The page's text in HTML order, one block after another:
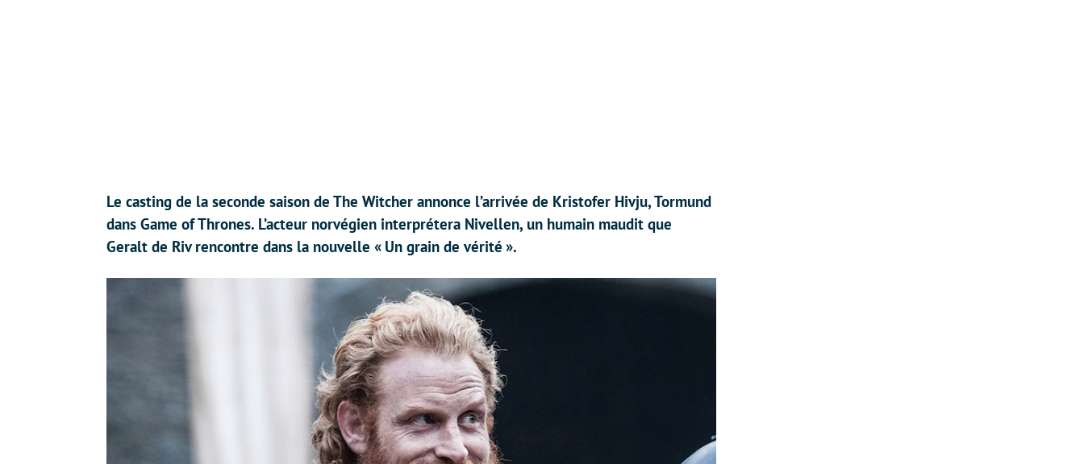
Le casting de la seconde saison de The Witcher annonce l’arrivée de Kristofer Hivju, Tormund
dans Game of Thrones. L’acteur norvégien interprétera Nivellen, un humain maudit que
Geralt de Riv rencontre dans la nouvelle « Un grain de vérité ».